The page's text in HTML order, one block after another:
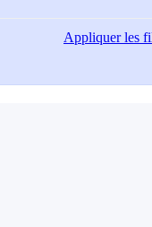
Appliquerles